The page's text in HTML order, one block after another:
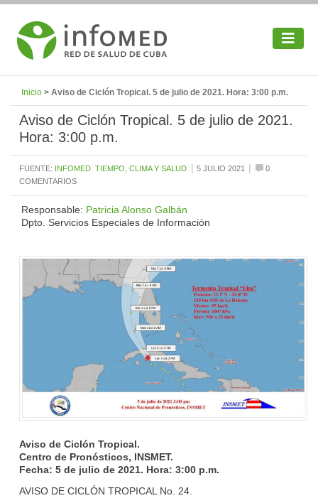
Inicio > Aviso de Ciclón Tropical. 5 de julio de 2021. Hora: 3:00 p.m.
Aviso de Ciclón Tropical. 5 de julio de 2021.
Hora: 3:00 p.m.
FUENTE: INFOMED. TIEMPO, CLIMA Y SALUD | 5 JULIO 2021 |
0
COMENTARIOS
Responsable: Patricia Alonso Galbán
Dpto. Servicios Especiales de Información
Aviso de Ciclón Tropical.
Centro de Pronósticos, INSMET.
Fecha: 5 de julio de 2021. Hora: 3:00 p.m.
AVISO DE CICLÓN TROPICAL No. 24.